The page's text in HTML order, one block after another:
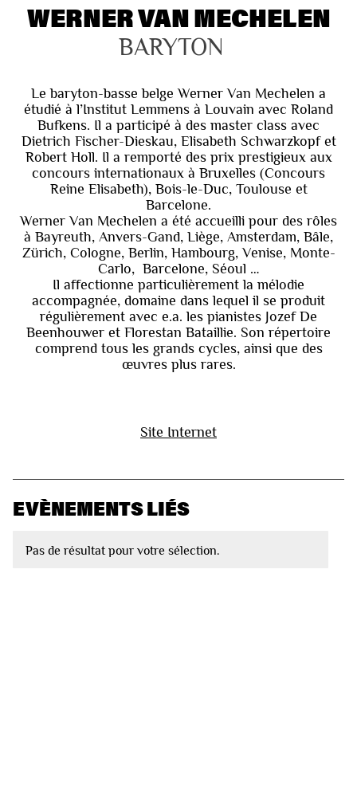
WERNER VAN MECHELEN
BARYTON
Le baryton-basse belge Werner Van Mechelen a
étudié à l’Institut Lemmens à Louvain avec Roland
Bufkens. Il a participé à des master class avec
Dietrich Fischer-Dieskau, Elisabeth Schwarzkopf et
Robert Holl. Il a remporté des prix prestigieux aux
concours internationaux à Bruxelles (Concours
Reine Elisabeth), Bois-le-Duc, Toulouse et
Barcelone.
Werner Van Mechelen a été accueilli pour des rôles
à Bayreuth, Anvers-Gand, Liège, Amsterdam, Bâle,
Zürich, Cologne, Berlin, Hambourg, Venise, Monte-
Carlo, Barcelone, Séoul …
Il affectionne particulièrement la mélodie
accompagnée, domaine dans lequel il se produit
régulièrement avec e.a. les pianistes Jozef De
Beenhouwer et Florestan Bataillie. Son répertoire
comprend tous les grands cycles, ainsi que des
œuvres plus rares.
Site Internet
EVÈNEMENTS LIÉS
Pas de résultat pour votre sélection.